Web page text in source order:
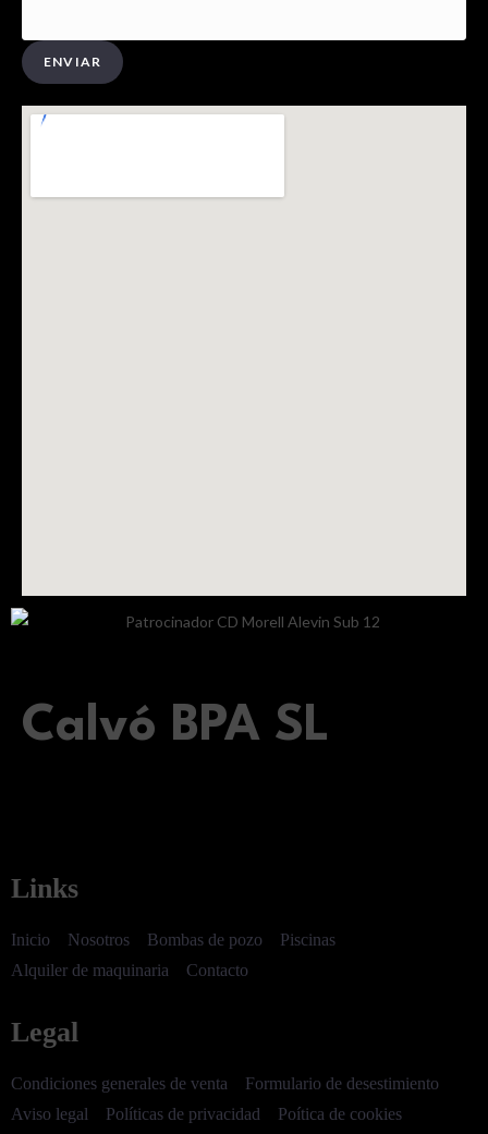
ENVIAR
Calvó BPA SL
Links
Inicio Nosotros Bombas de pozo
Piscinas
Alquiler de maquinaria
Contacto
Legal
Condiciones generales de venta
Formulario de desestimiento
Aviso legal
Políticas de privacidad
Poítica de cookies